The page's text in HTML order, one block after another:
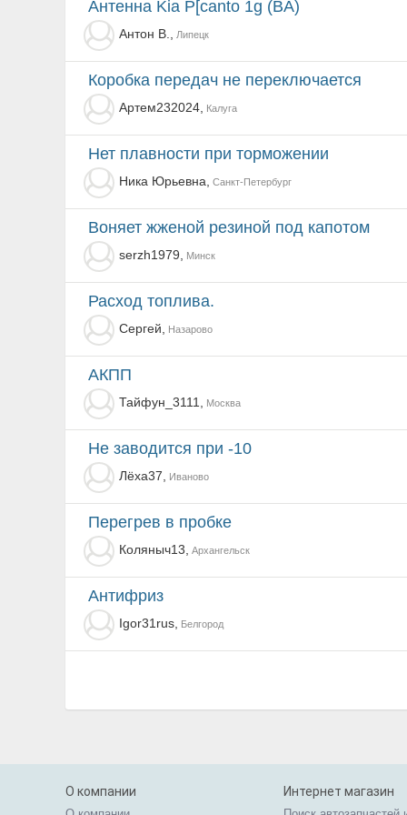
Антенна Kia P[canto 1g (BA)
Антон В., Липецк
Коробка передач не переключается
Артем232024, Калуга
Нет плавности при торможении
Ника Юрьевна, Санкт-Петербург
Воняет жженой резиной под капотом
serzh1979, Минск
Расход топлива.
Сергей, Назарово
АКПП
Тайфун_3111, Москва
Не заводится при -10
Лёха37, Иваново
перегрев в пробке
Коляныч13, Архангельск
антифриз
Igor31rus, Белгород
О компании Интернет магазин